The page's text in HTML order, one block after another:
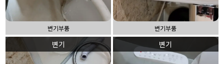
변기부품 변기부품
변기 변기